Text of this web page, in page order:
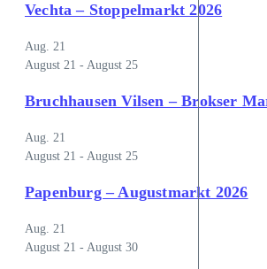
Vechta – Stoppelmarkt 2026
Aug. 21
August 21 - August 25
Bruchhausen Vilsen – Brokser
Aug. 21
August 21 - August 25
Papenburg – Augustmarkt 2026
Aug. 21
August 21 - August 30